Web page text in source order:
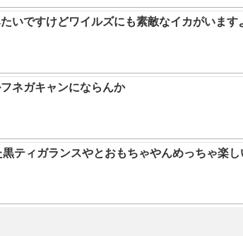
いですけどワイルズにも素敵なイカがいます
ネガキャンにならんか
ティガランスやとおもちゃやんめっちゃ楽し